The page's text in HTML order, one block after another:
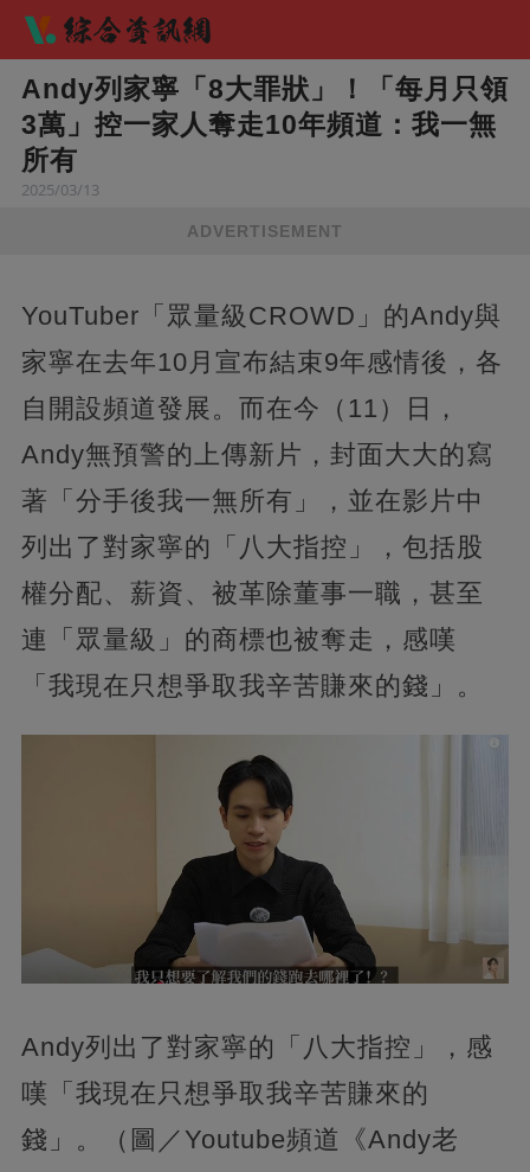
Andy列家寧「8大罪狀」！「每月只領
3萬」控一家人奪走10年頻道：我一無
所有
2025/03/13
ADVERTISEMENT
YouTuber「眾量級CROWD」的Andy與
家寧在去年10月宣布結束9年感情後，各
自開設頻道發展。而在今（11）日，
Andy無預警的上傳新片，封面大大的寫
著「分手後我一無所有」，並在影片中
列出了對家寧的「八大指控」，包括股
權分配、薪資、被革除董事一職，甚至
連「眾量級」的商標也被奪走，感嘆
「我現在只想爭取我辛苦賺來的錢」。
Andy列出了對家寧的「八大指控」，感
嘆「我現在只想爭取我辛苦賺來的
錢」。（圖／Youtube頻道《Andy老